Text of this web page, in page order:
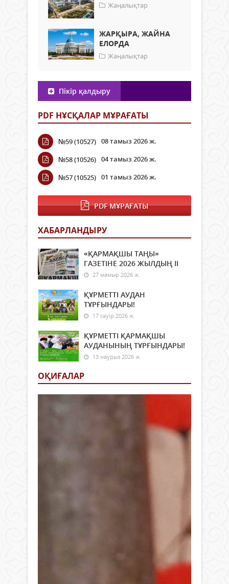
Жаңалықтар
ЖАРҚЫРА, ЖАЙНА
ЕЛОРДА
Жаңалықтар
Пікір қалдыру
PDF НҰСҚАЛАР МҰРАҒАТЫ
№59 (10527) 08 тамыз 2026 ж.
№58 (10526) 04 тамыз 2026 ж.
№57 (10525) 01 тамыз 2026 ж.
PDF МҰРАҒАТЫ
ХАБАРЛАНДЫРУ
«ҚАРМАҚШЫ ТАҢЫ»
ГАЗЕТІНЕ 2026 ЖЫЛДЫҢ ІI
27 мамыр 2026 ж.
ҚҰРМЕТТІ АУДАН
ТҰРҒЫНДАРЫ!
17 сәуір 2026 ж.
ҚҰРМЕТТІ ҚАРМАҚШЫ
АУДАНЫНЫҢ ТҰРҒЫНДАРЫ!
13 наурыз 2026 ж.
ОҚИҒАЛАР